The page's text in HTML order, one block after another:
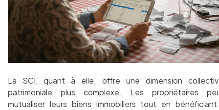
La SCI, quant à elle, offre une dimension
patrimoniale plus complexe. Les propriétaires
mutualiser leurs biens immobiliers tout en bénéficiant